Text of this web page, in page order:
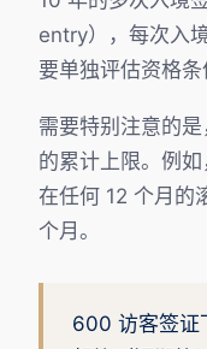
entry），每次入
要单独评估资格条
需要特别注意的
的累计上限。例如
在任何 12 个月的
个月。
600 访客签证